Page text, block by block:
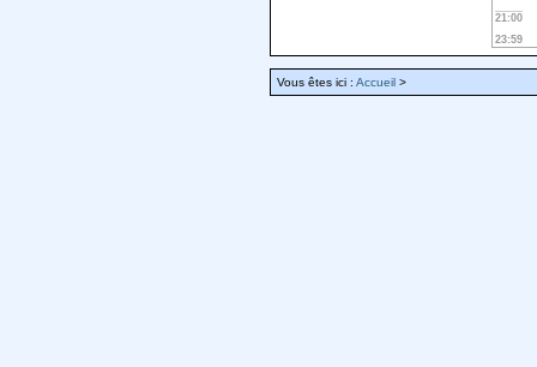
21:00
23:59
Vous êtes ici : Accueil >